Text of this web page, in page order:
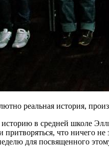
реальная история,
в средней школе
что ничего
для посвященного